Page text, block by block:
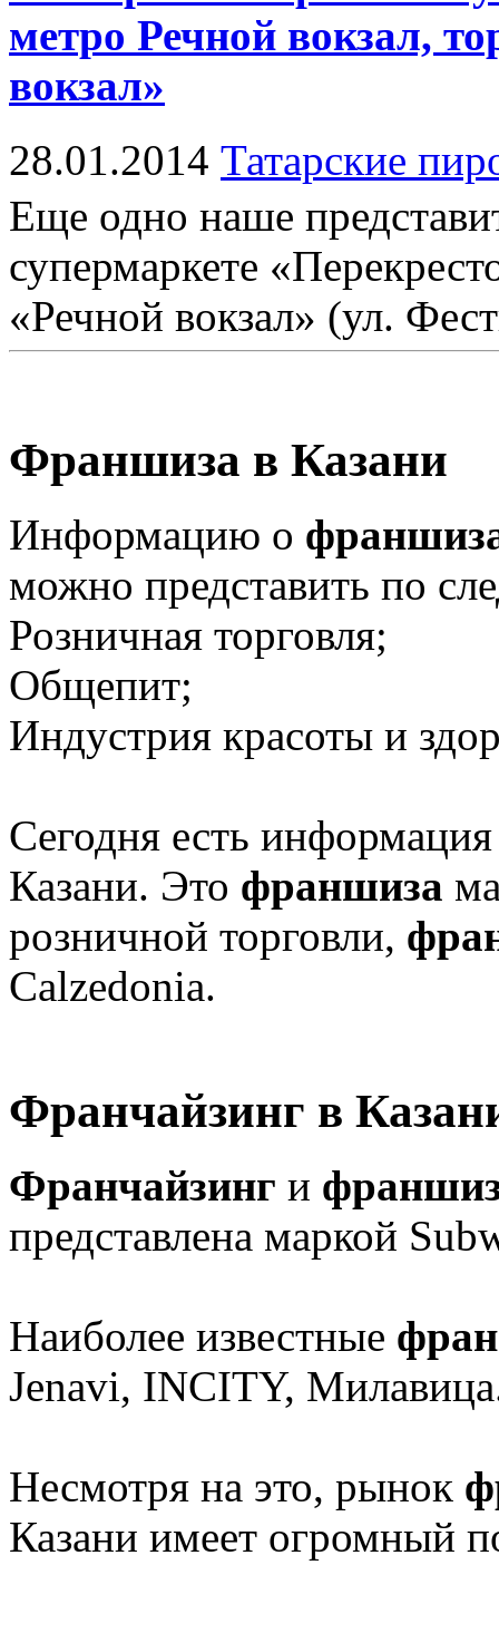
метро Речной вокзал,
вокзал»
28.01.2014 Татарские
Еще одно наше
супермаркете
«Речной вокзал» (ул.
Франшиза в Казани
Информацию о
можно представить по
Розничная торговля;
Общепит;
Индустрия красоты и
Сегодня есть
Казани. Это франшиза
розничной торговли,
Calzedonia.
Франчайзинг в
Франчайзинг и
представлена маркой
Наиболее известные
Jenavi, INCITY,
Несмотря на это, рынок
Казани имеет огромный